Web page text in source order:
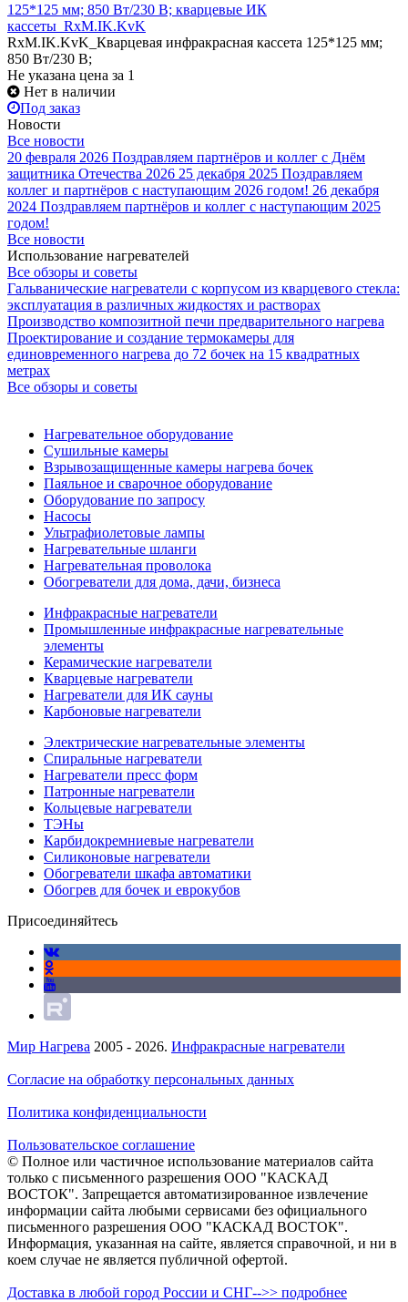
125*125 мм; 850 Вт/230 В; кварцевые ИК
кассеты_RxM.IK.KvK
RxM.IK.KvK_Кварцевая инфракрасная кассета 125*125 мм;
850 Вт/230 В;
Не указана цена за 1
Нет в наличии
Под заказ
Новости
Все новости
20 февраля 2026 Поздравляем партнёров и коллег с Днём
защитника Отечества 2026 25 декабря 2025 Поздравляем
коллег и партнёров с наступающим 2026 годом! 26 декабря
2024 Поздравляем партнёров и коллег с наступающим 2025
годом!
Все новости
Использование нагревателей
Все обзоры и советы
Гальванические нагреватели с корпусом из кварцевого стекла:
эксплуатация в различных жидкостях и растворах
Производство композитной печи предварительного нагрева
Проектирование и создание термокамеры для
единовременного нагрева до 72 бочек на 15 квадратных
метрах
Все обзоры и советы
Нагревательное оборудование
Сушильные камеры
Взрывозащищенные камеры нагрева бочек
Паяльное и сварочное оборудование
Оборудование по запросу
Насосы
Ультрафиолетовые лампы
Нагревательные шланги
Нагревательная проволока
Обогреватели для дома, дачи, бизнеса
Инфракрасные нагреватели
Промышленные инфракрасные нагревательные
элементы
Керамические нагреватели
Кварцевые нагреватели
Нагреватели для ИК сауны
Карбоновые нагреватели
Электрические нагревательные элементы
Спиральные нагреватели
Нагреватели пресс форм
Патронные нагреватели
Кольцевые нагреватели
ТЭНы
Карбидокремниевые нагреватели
Силиконовые нагреватели
Обогреватели шкафа автоматики
Обогрев для бочек и еврокубов
Присоединяйтесь
Мир Нагрева 2005 - 2026. Инфракрасные нагреватели
Согласие на обработку персональных данных
Политика конфиденциальности
Пользовательское соглашение
© Полное или частичное использование материалов сайта
только с письменного разрешения ООО "КАСКАД
ВОСТОК". Запрещается автоматизированное извлечение
информации сайта любыми сервисами без официального
письменного разрешения ООО "КАСКАД ВОСТОК".
Информация, указанная на сайте, является справочной, и ни в
коем случае не является публичной офертой.
Доставка в любой город России и СНГ-->> подробнее